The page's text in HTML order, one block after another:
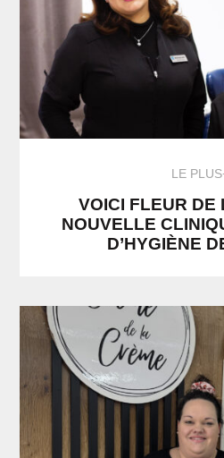
LE
VOICI FLEUR DE
NOUVELLE
D’HYGIÈNE